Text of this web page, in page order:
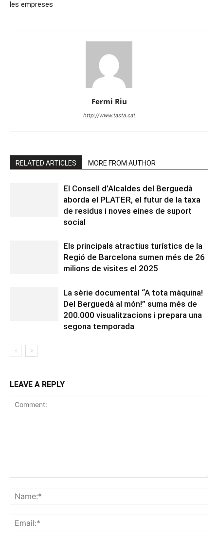
les empreses
Fermi Riu
http://www.tasta.cat
RELATED ARTICLES MORE FROM AUTHOR
El Consell d’Alcaldes del Berguedà
aborda el PLATER, el futur de la taxa
de residus i noves eines de suport
social
Els principals atractius turístics de la
Regió de Barcelona sumen més de 26
milions de visites el 2025
La sèrie documental “A tota màquina!
Del Berguedà al món!” suma més de
200.000 visualitzacions i prepara una
segona temporada
LEAVE A REPLY